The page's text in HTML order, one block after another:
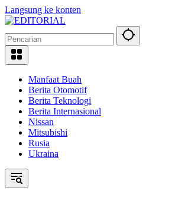
Langsung ke konten
Manfaat Buah
Berita Otomotif
Berita Teknologi
Berita Internasional
Nissan
Mitsubishi
Rusia
Ukraina